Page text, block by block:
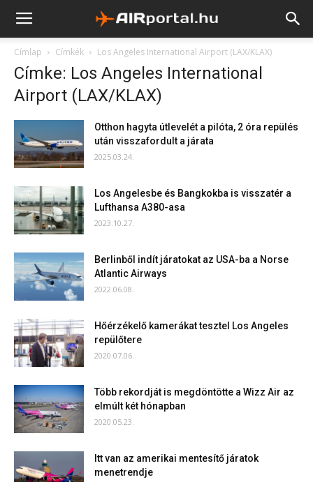
Címlap Címkék Los Angeles International Airport (LAX/KLAX)
Címke: Los Angeles International
Airport (LAX/KLAX)
Otthon hagyta útlevelét a pilóta, 2 óra repülés
után visszafordult a járata
2025.03.24.
Los Angelesbe és Bangkokba is visszatér a
Lufthansa A380-asa
2023.10.27.
Berlinből indít járatokat az USA-ba a Norse
Atlantic Airways
2022.06.08.
Hőérzékelő kamerákat tesztel Los Angeles
repülőtere
2020.07.06.
Több rekordját is megdöntötte a Wizz Air az
elmúlt két hónapban
2020.05.23.
Itt van az amerikai mentesítő járatok
menetrendje